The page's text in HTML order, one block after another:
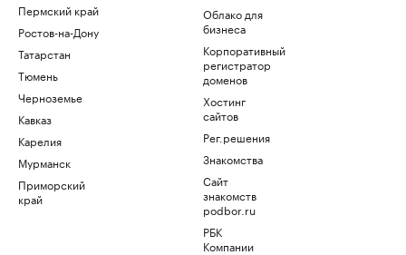
Пермский край
Ростов-на-Дону
Татарстан
Тюмень
Черноземье
Кавказ
Карелия
Мурманск
Приморский
край
Облако для
бизнеса
Корпоративный
регистратор
доменов
Хостинг
сайтов
Рег.решения
Знакомства
Сайт
знакомств
podbor.ru
РБК
Компании